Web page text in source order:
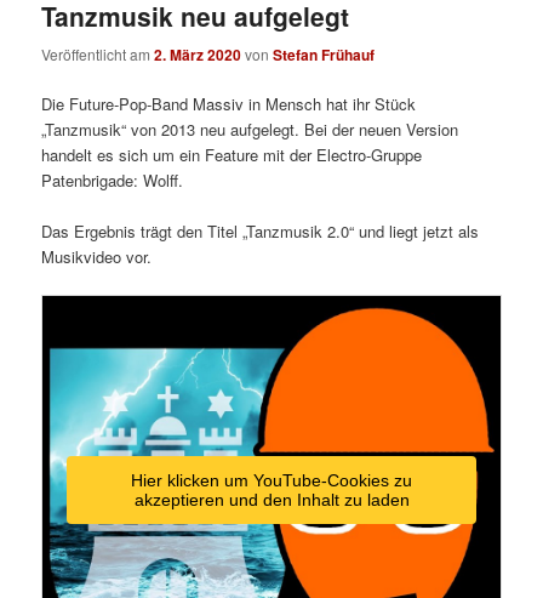
Tanzmusik neu aufgelegt
Veröffentlicht am2. März 2020vonStefan Frühauf
Die Future-Pop-Band Massiv in Mensch hat ihr Stück
„Tanzmusik“ von 2013 neu aufgelegt. Bei der neuen Version
handelt es sich um ein Feature mit der Electro-Gruppe
Patenbrigade: Wolff.
Das Ergebnis trägt den Titel „Tanzmusik 2.0“ und liegt jetzt als
Musikvideo vor.
Hier klicken um YouTube-Cookies zu
akzeptieren und den Inhalt zu laden